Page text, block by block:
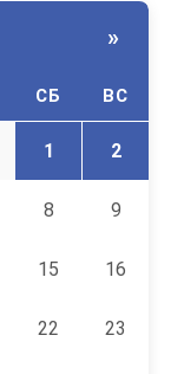
»
СБ ВС
1 2
8 9
15 16
22 23